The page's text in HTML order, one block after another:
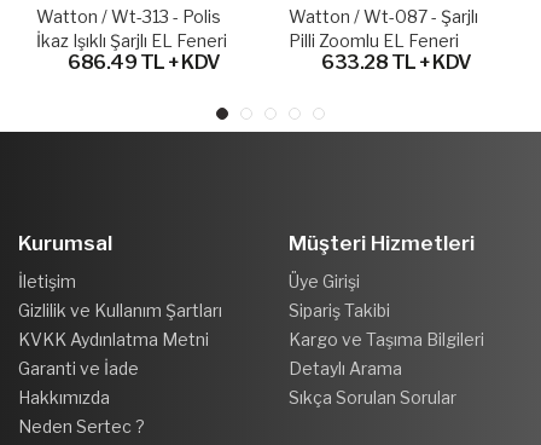
Watton / Wt-313 - Polis
İkaz Işıklı Şarjlı EL Feneri
686.49 TL + KDV
Watton / Wt-087 - Şarjlı
Pilli Zoomlu EL Feneri
633.28 TL + KDV
Kurumsal
İletişim
Gizlilik ve Kullanım Şartları
KVKK Aydınlatma Metni
Garanti ve İade
Hakkımızda
Neden Sertec ?
Müşteri Hizmetleri
Üye Girişi
Sipariş Takibi
Kargo ve Taşıma Bilgileri
Detaylı Arama
Sıkça Sorulan Sorular